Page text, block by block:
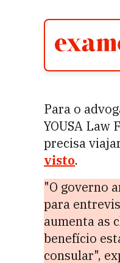
Para o
YOUSA
precisa
visto.
"O governo
para
aumenta as
benefício
consular",